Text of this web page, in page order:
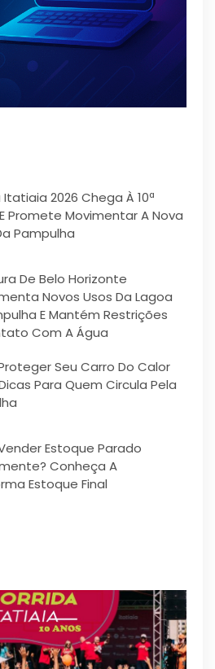
2026 Chega À 10ª
Promete Movimentar A Nova
Pampulha
De Belo Horizonte
Novos Usos Da Lagoa
E Mantém Restrições
Com A Água
Seu Carro Do Calor
Para Quem Circula Pela
Estoque Parado
Conheça A
Estoque Final